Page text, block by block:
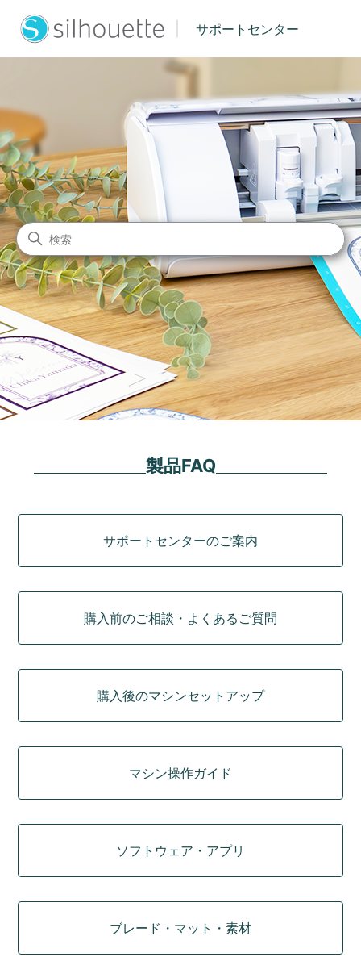
サポートセンター
シルエットジャパン サポート
検索
製品FAQ
サポートセンターのご案内
購入前のご相談・よくあるご質問
購入後のマシンセットアップ
マシン操作ガイド
ソフトウェア・アプリ
ブレード・マット・素材